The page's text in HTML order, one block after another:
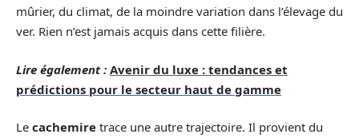
mûrier, du climat, de la moindre variation dans l’élevage du
ver. Rien n’est jamais acquis dans cette filière.
Lire également : Avenir du luxe : tendances et
prédictions pour le secteur haut de gamme
Le cachemire trace une autre trajectoire. Il provient du